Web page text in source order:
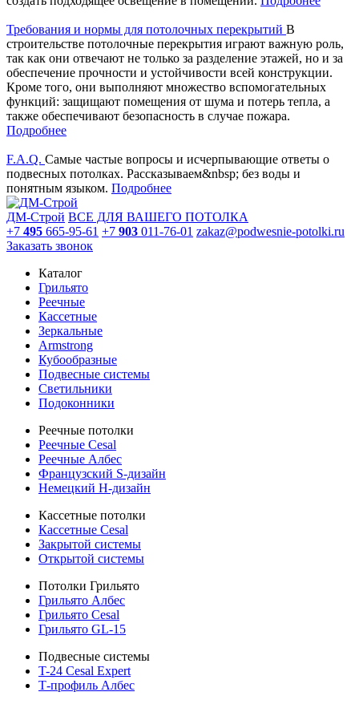
Требования и нормы для потолочных перекрытий В
строительстве потолочные перекрытия играют важную роль,
так как они отвечают не только за разделение этажей, но и за
обеспечение прочности и устойчивости всей конструкции.
Кроме того, они выполняют множество вспомогательных
функций: защищают помещения от шума и потерь тепла, а
также обеспечивают безопасность в случае пожара.
Подробнее
F.A.Q. Самые частые вопросы и исчерпывающие ответы о
подвесных потолках. Рассказываем&nbsp; без воды и
понятным языком. Подробнее
ДМ-Строй ВСЕ ДЛЯ ВАШЕГО ПОТОЛКА
+7 495 665-95-61 +7 903 011-76-01 zakaz@podwesnie-potolki.ru
Заказать звонок
Каталог
Грильято
Реечные
Кассетные
Зеркальные
Armstrong
Кубообразные
Подвесные системы
Светильники
Подоконники
Реечные потолки
Реечные Cesal
Реечные Албес
Французский S-дизайн
Немецкий H-дизайн
Кассетные потолки
Кассетные Cesal
Закрытой системы
Открытой системы
Потолки Грильято
Грильято Албес
Грильято Cesal
Грильято GL-15
Подвесные системы
T-24 Cesal Expert
Т-профиль Албес